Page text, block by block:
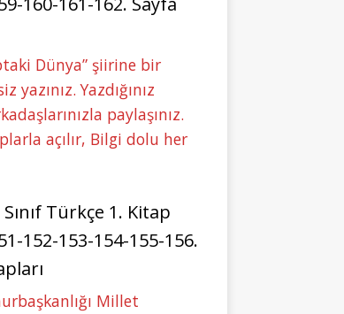
Dünya” şiirine bir
yazınız. Yazdığınız
paylaşınız.
açılır, Bilgi dolu her
Sınıf Türkçe 1. Kitap
152-153-154-155-156.
Millet